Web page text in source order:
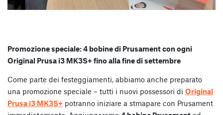
Promozione speciale: 4 bobine di Prusament con ogni
Original Prusa i3 MK3S+ fino alla fine di settembre
Come parte dei festeggiamenti, abbiamo anche preparato
una promozione speciale – tutti i nuovi possessori di Original
Prusa i3 MK3S+ potranno iniziare a stmapare con Prusament